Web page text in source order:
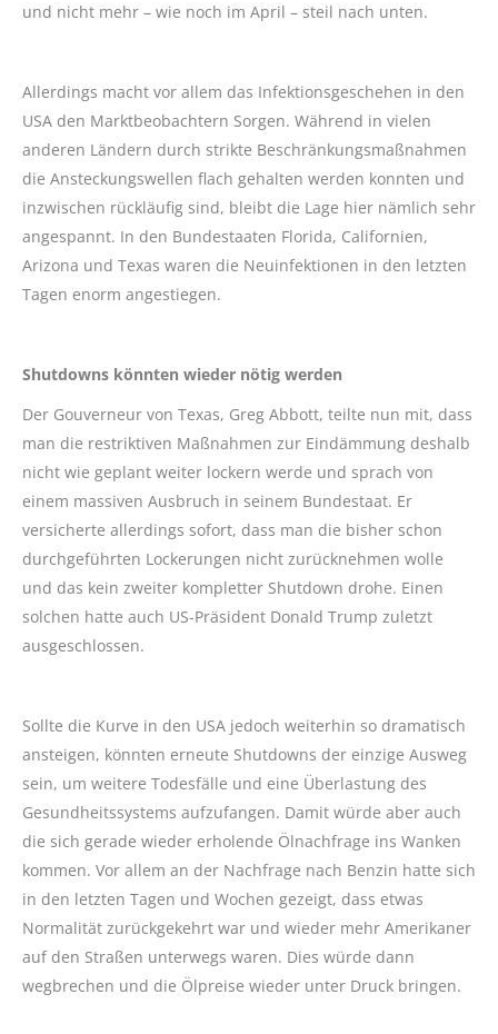
und nicht mehr – wie noch im April – steil nach unten.
Allerdings macht vor allem das Infektionsgeschehen in den
USA den Marktbeobachtern Sorgen. Während in vielen
anderen Ländern durch strikte Beschränkungsmaßnahmen
die Ansteckungswellen flach gehalten werden konnten und
inzwischen rückläufig sind, bleibt die Lage hier nämlich sehr
angespannt. In den Bundestaaten Florida, Californien,
Arizona und Texas waren die Neuinfektionen in den letzten
Tagen enorm angestiegen.
Shutdowns könnten wieder nötig werden
Der Gouverneur von Texas, Greg Abbott, teilte nun mit, dass
man die restriktiven Maßnahmen zur Eindämmung deshalb
nicht wie geplant weiter lockern werde und sprach von
einem massiven Ausbruch in seinem Bundestaat. Er
versicherte allerdings sofort, dass man die bisher schon
durchgeführten Lockerungen nicht zurücknehmen wolle
und das kein zweiter kompletter Shutdown drohe. Einen
solchen hatte auch US-Präsident Donald Trump zuletzt
ausgeschlossen.
Sollte die Kurve in den USA jedoch weiterhin so dramatisch
ansteigen, könnten erneute Shutdowns der einzige Ausweg
sein, um weitere Todesfälle und eine Überlastung des
Gesundheitssystems aufzufangen. Damit würde aber auch
die sich gerade wieder erholende Ölnachfrage ins Wanken
kommen. Vor allem an der Nachfrage nach Benzin hatte sich
in den letzten Tagen und Wochen gezeigt, dass etwas
Normalität zurückgekehrt war und wieder mehr Amerikaner
auf den Straßen unterwegs waren. Dies würde dann
wegbrechen und die Ölpreise wieder unter Druck bringen.